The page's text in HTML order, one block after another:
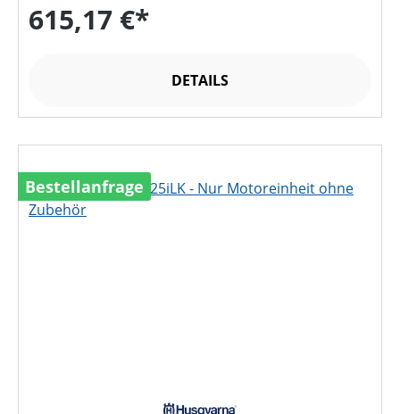
615,17 €*
DETAILS
Bestellanfrage